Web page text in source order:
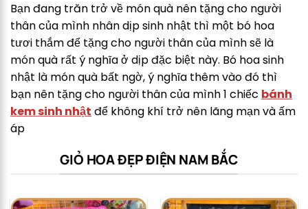
Bạn đang trăn trở về món quà nên tặng cho người
thân của mình nhân dịp sinh nhật thì một bó hoa
tươi thắm để tặng cho người thân của mình sẽ là
món quà rất ý nghĩa ở dịp đặc biệt này. Bó hoa sinh
nhật là món quà bất ngờ, ý nghĩa thêm vào đó thì
bạn nên tặng cho người thân của mình 1 chiếc bánh
kem sinh nhật để không khí trở nên lãng mạn và ấm
áp
GIỎ HOA ĐẸP ĐIỆN NAM BẮC